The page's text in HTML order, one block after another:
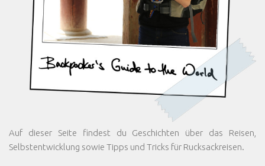
Auf dieser Seite findest du Geschichten über das Reisen,
Selbstentwicklung sowie Tipps und Tricks für Rucksackreisen.